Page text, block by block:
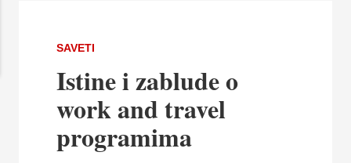
SAVETI
Istine i zablude o
work and travel
programima